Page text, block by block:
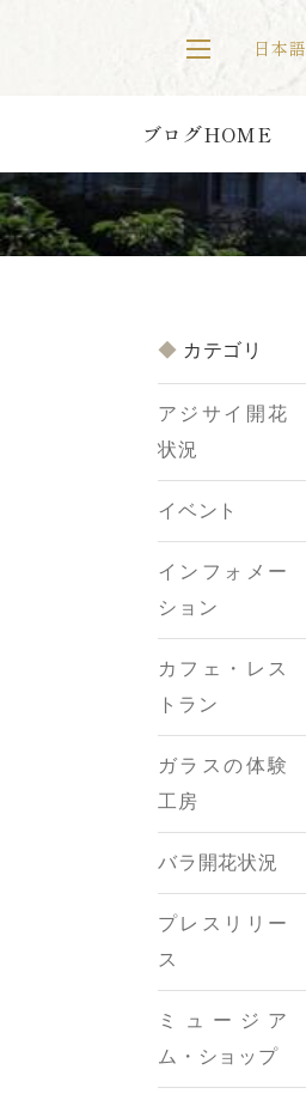
日本語
ブログHOME
カテゴリ
アジサイ開花
状況
イベント
インフォメー
ション
カフェ・レス
トラン
ガラスの体験
工房
バラ開花状況
プレスリリー
ス
ミュージア
ム・ショップ